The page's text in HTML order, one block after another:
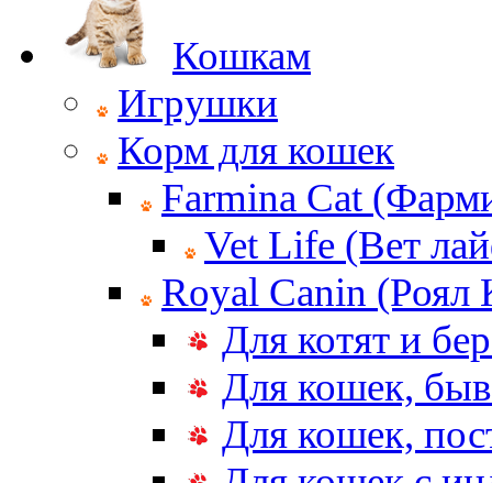
Кошкам
Игрушки
Корм для кошек
Farmina Cat
Vet Life (Вет
Royal Canin (Роял
Для котят и
Для кошек,
Для кошек,